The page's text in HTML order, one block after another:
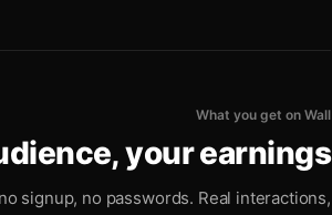
What you get on Wall
your earnings
signup, no passwords. Real interactions,